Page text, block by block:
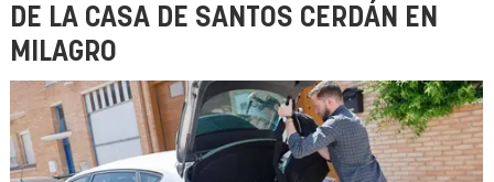
DE LA CASA DE SANTOS CERDÁN EN
MILAGRO